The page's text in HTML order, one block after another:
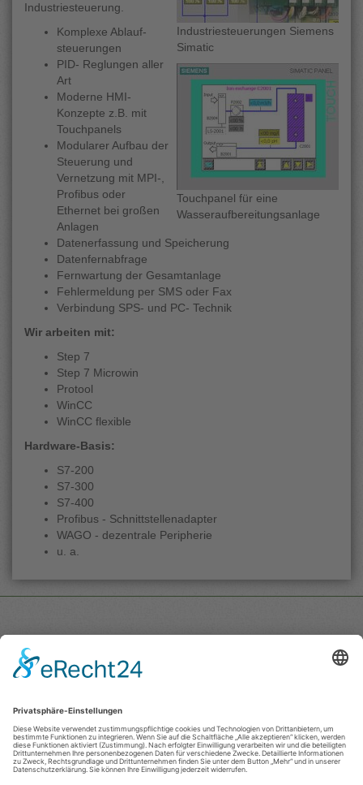
Industriesteuerungen Siemens
Simatic
Touchpanel für eine
Wasseraufbereitungsanlage
Industriesteuerung.
Komplexe Ablauf-
steuerungen
PID- Reglungen aller
Art
Moderne HMI-
Konzepte z.B. mit
Touchpanels
Modularer Aufbau der
Steuerung und
Vernetzung mit MPI-,
Profibus oder
Ethernet bei großen
Anlagen
Datenerfassung und Speicherung
Datenfernabfrage
Fernwartung der Gesamtanlage
Fehlermeldung per SMS oder Fax
Verbindung SPS- und PC- Technik
Wir arbeiten mit:
Step 7
Step 7 Microwin
Protool
WinCC
WinCC flexible
Hardware-Basis:
S7-200
S7-300
S7-400
Profibus - Schnittstellenadapter
WAGO - dezentrale Peripherie
u. a.